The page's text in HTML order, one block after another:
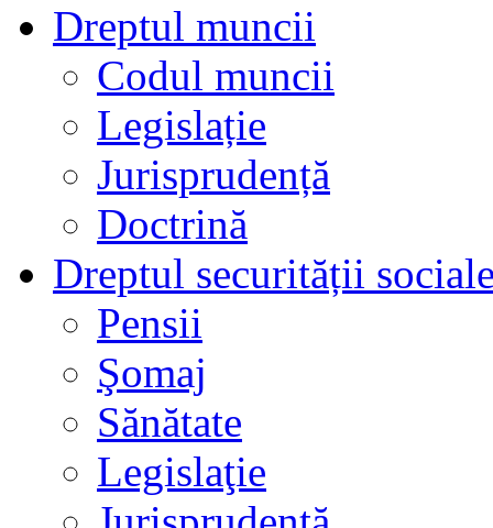
Dreptul muncii
Codul muncii
Legislație
Jurisprudență
Doctrină
Dreptul securității
Pensii
Şomaj
Sănătate
Legislaţie